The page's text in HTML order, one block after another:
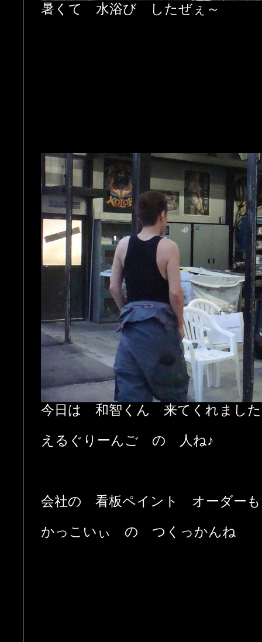
暑くて 水浴び したぜぇ～
今日は 和智くん 来てくれました
えるぐりーんご の 人ね♪
会社の 看板ペイント オーダー
かっこいぃ の つくっかんね